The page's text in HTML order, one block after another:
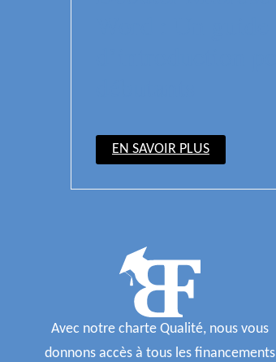
EN SAVOIR PLUS
Avec notre charte Qualité, nous vous
donnons accès à tous les financements